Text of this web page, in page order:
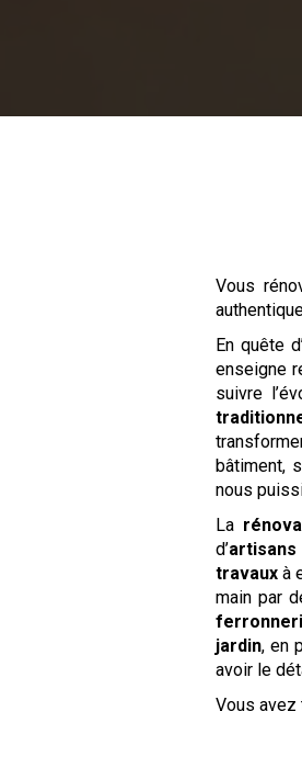
Vous
En quête
enseigne
suivre
bâtiment,
nous
La
d’artisans
travaux à
main par
jardin, en
avoir le
Vous avez